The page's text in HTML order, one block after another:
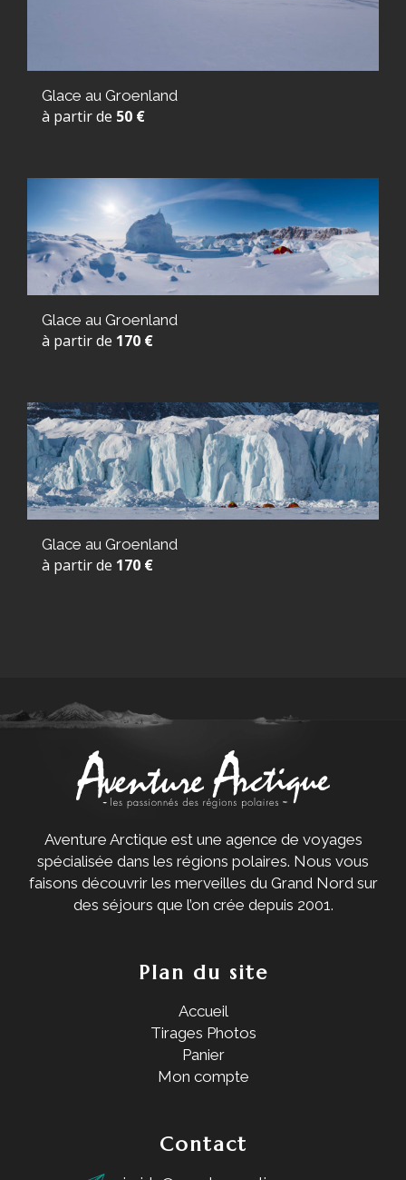
Glace au Groenland
à partir de 50 €
Glace au Groenland
à partir de 170 €
Glace au Groenland
à partir de 170 €
Aventure Arctique est une agence de voyages
spécialisée dans les régions polaires. Nous vous
faisons découvrir les merveilles du Grand Nord sur
des séjours que l’on crée depuis 2001.
Plan du site
Accueil
Tirages Photos
Panier
Mon compte
Contact